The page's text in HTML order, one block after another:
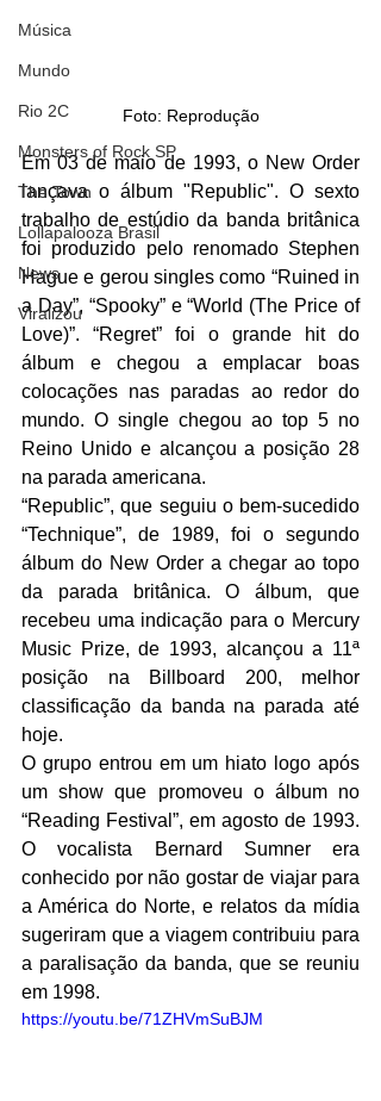
Música
Mundo
Rio 2C
Monsters of Rock SP
The Town
Lollapalooza Brasil
News
Viralizou
Foto: Reprodução
Em 03 de maio de 1993, o New Order
lançava o álbum "Republic". O sexto
trabalho de estúdio da banda britânica
foi produzido pelo renomado Stephen
Hague e gerou singles como “Ruined in
a Day”, “Spooky” e “World (The Price of
Love)”. “Regret” foi o grande hit do
álbum e chegou a emplacar boas
colocações nas paradas ao redor do
mundo. O single chegou ao top 5 no
Reino Unido e alcançou a posição 28
na parada americana.
“Republic”, que seguiu o bem-sucedido
“Technique”, de 1989, foi o segundo
álbum do New Order a chegar ao topo
da parada britânica. O álbum, que
recebeu uma indicação para o Mercury
Music Prize, de 1993, alcançou a 11ª
posição na Billboard 200, melhor
classificação da banda na parada até
hoje.
O grupo entrou em um hiato logo após
um show que promoveu o álbum no
“Reading Festival”, em agosto de 1993.
O vocalista Bernard Sumner era
conhecido por não gostar de viajar para
a América do Norte, e relatos da mídia
sugeriram que a viagem contribuiu para
a paralisação da banda, que se reuniu
em 1998.
https://youtu.be/71ZHVmSuBJM